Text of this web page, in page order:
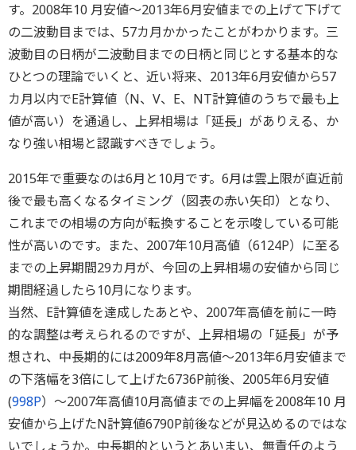
す。2008年10 月安値～2013年6月安値までの上げて下げて
の二波動目までは、57カ月かかったことがわかります。三
波動目の日柄が二波動目までの日柄と同じとする基本的な
ひとつの理論でいくと、近い将来、2013年6月安値から57
カ月以内でE計算値（N、V、E、NT計算値のうちで最も上
値が高い）を通過し、上昇相場は「延長」がありえる、か
なり強い相場と認識すべきでしょう。
2015年で重要なのは6月と10月です。6月は雲上限が直近前
後で最も高くなるタイミング（図表の赤い矢印）となり、
これまでの相場の方向が転換することを示唆している可能
性が高いのです。また、2007年10月高値（6124P）に至る
までの上昇期間29カ月が、今回の上昇相場の安値から同じ
期間経過したら10月になります。
当然、E計算値を達成したあとや、2007年高値を前に一時
的な調整は考えられるのですが、上昇相場の「延長」が予
想され、中長期的には2009年8月高値～2013年6月安値まで
の下落幅を3倍にして上げた6736P前後、2005年6月安値
(998P）～2007年高値10月高値までの上昇幅を2008年10 月
安値から上げたN計算値6790P前後などが見込めるのではな
いでしょうか。中長期的というとあいまい、無責任のよう